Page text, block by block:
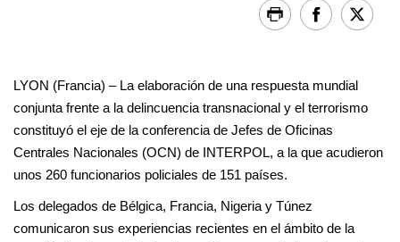
LYON (Francia) – La elaboración de una respuesta mundial
conjunta frente a la delincuencia transnacional y el terrorismo
constituyó el eje de la conferencia de Jefes de Oficinas
Centrales Nacionales (OCN) de INTERPOL, a la que acudieron
unos 260 funcionarios policiales de 151 países.
Los delegados de Bélgica, Francia, Nigeria y Túnez
comunicaron sus experiencias recientes en el ámbito de la